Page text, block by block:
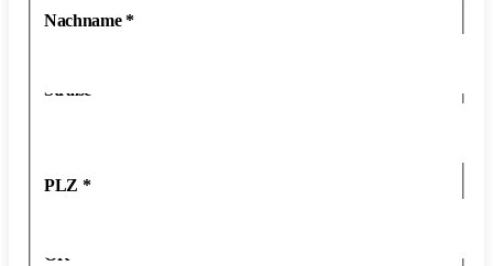
Nachname*
Straße
PLZ *
Ort